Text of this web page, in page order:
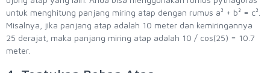
untuk menghitung panjang miring atap dengan rumus a² + b² = c².
Misalnya, jika panjang atap adalah 10 meter dan kemiringannya
25 derajat, maka panjang miring atap adalah 10 / cos(25) = 10.7
meter.